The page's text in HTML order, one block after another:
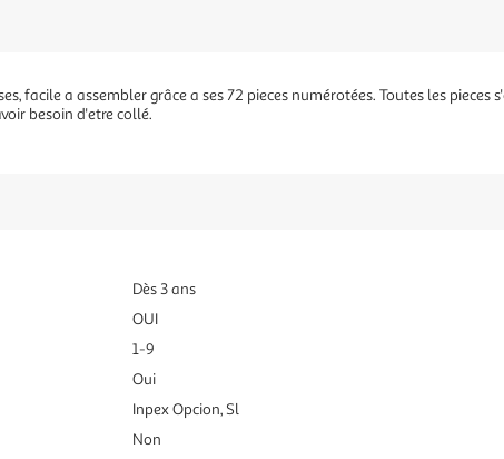
facile a assembler grâce a ses 72 pieces numérotées. Toutes les
besoin d'etre collé.
Dès 3 ans
OUI
1-9
Oui
Inpex Opcion, Sl
Non